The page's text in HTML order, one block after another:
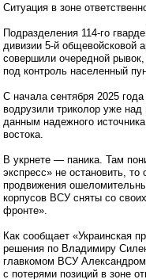
Ситуация в зоне
Подразделения 114-го
дивизии 5-й общевойсковой
совершили очередной
под контроль населенный
С начала сентября 2025
водрузили триколор уже
данным надежного
востока.
В укрнете — паника. Там
экспресс» не остановить,
продвижения
корпусов ВСУ сняты со
фронте».
Как сообщает «Украинская
решения по Владимиру
главкомом ВСУ
с потерями позиций в зоне